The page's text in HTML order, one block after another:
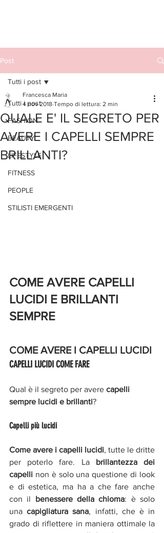
Post
Tutti i post
FASHION
BEAUTY
LIFESTYLE
FITNESS
PEOPLE
STILISTI EMERGENTI
Tutti i post
QUALE E' IL SEGRETO PER
AVERE I CAPELLI SEMPRE
BRILLANTI?
Francesca Maria
4 nov 2018 Tempo di lettura: 2 min
COME AVERE CAPELLI
LUCIDI E BRILLANTI
SEMPRE
COME AVERE I CAPELLI LUCIDI
CAPELLI LUCIDI COME FARE
Qual è il segreto per avere capelli
sempre lucidi e brillanti?
Capelli più lucidi
Come avere i capelli lucidi, tutte le dritte
per poterlo fare. La brillantezza dei
capelli non è solo una questione di look
e di estetica, ma ha a che fare anche
con il benessere della chioma: è solo
una capigliatura sana, infatti, che è in
grado di riflettere in maniera ottimale la